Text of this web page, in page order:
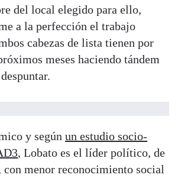
del local elegido para ello,
a la perfección el trabajo
cabezas de lista tienen por
meses haciendo tándem
y según un estudio socio-
, Lobato es el líder político, de
menor reconocimiento social